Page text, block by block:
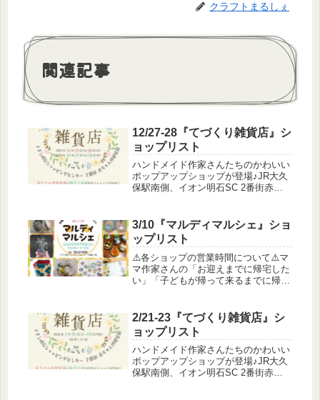
クラフトまるしぇ
関連記事
12/27-28『てづくり雑貨店』シ
ョップリスト
ハンドメイド作家さんたちのかわいい
ポップアップショップが登場♪JR大久
保駅南側、イオン明石SC 2番街赤ち
ください※2日間連続出展、土日いず
れかの1日のみ出展のショッ...
3/10『マルディマルシェ』ショ
ップリスト
⚠️各ショップの営業時間について⚠️マ
マ作家さんの「お迎えまでに帰宅した
い」「子どもが帰って来るまでに帰宅
う…」という遠方からお越しの作家さ
んのために、コアタイム（全員出展
す...
2/21-23『てづくり雑貨店』シ
ョップリスト
ハンドメイド作家さんたちのかわいい
ポップアップショップが登場♪JR大久
保駅南側、イオン明石SC 2番街赤ち